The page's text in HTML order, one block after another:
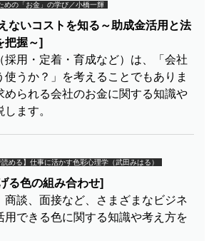
めの「お金」の学び／小橋一輝
ないコストを知る～助成金活用と法
把握～]
採用・定着・育成など）は、「会社
使うか？」を考えることでもありま
められる会社のお金に関する知識や
ます。
読める】仕事に活かす色彩心理学（武田みはる）
る色の組み合わせ]
商談、面接など、さまざまなビジネ
用できる色に関する知識や考え方を